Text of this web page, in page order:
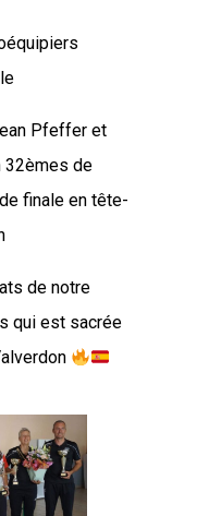
Pfeffer et
32èmes de
finale en tête-
de notre
qui est sacrée